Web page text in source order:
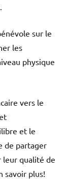
sur le
les
physique
vers le
et le
de partager
leur qualité de
savoir plus!